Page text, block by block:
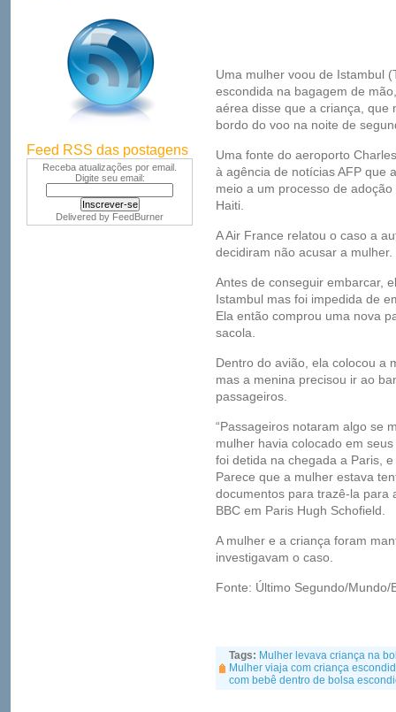
Feed RSS das postagens
Receba atualizações por email.
Digite seu email:
Delivered by FeedBurner
Uma mulher voou de Istambul
escondida na bagagem de
aérea disse que a criança, que
bordo do voo na noite de
Uma fonte do aeroporto
à agência de notícias AFP que
meio a um processo de
Haiti.
A Air France relatou o caso a
decidiram não acusar a mulher.
Antes de conseguir embarcar,
Istambul mas foi impedida de
Ela então comprou uma nova
sacola.
Dentro do avião, ela colocou a
mas a menina precisou ir ao
passageiros.
“Passageiros notaram algo se
mulher havia colocado em
foi detida na chegada a Paris,
Parece que a mulher estava
documentos para trazê-la para
BBC em Paris Hugh Schofield.
A mulher e a criança foram
investigavam o caso.
Fonte: Último Segundo/Mundo/
Tags: Mulher levava criança na
Mulher viaja com criança
com bebê dentro de bolsa